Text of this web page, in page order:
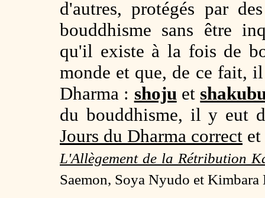
d'autres, protégés par
bouddhisme sans être
qu'il existe à la fois de
monde et que, de ce fait,
Dharma : shojuet
du bouddhisme, il y eut
Jours du Dharma correct
L'Allègement de la Rétribution
Saemon, Soya Nyudo et